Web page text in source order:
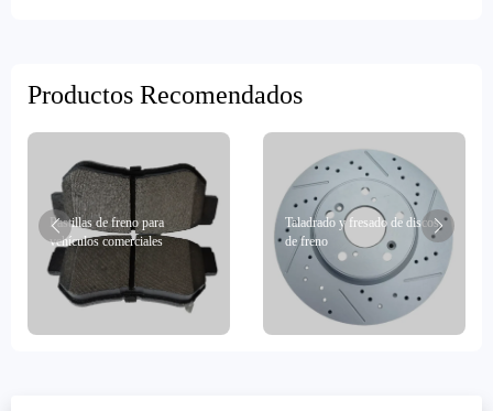
Productos Recomendados
Pastillas de freno para
vehículos comerciales
Taladrado y fresado de discos
de freno